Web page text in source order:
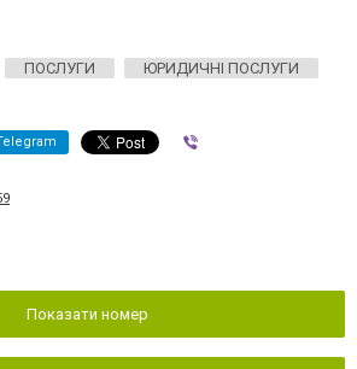
ПОСЛУГИ ЮРИДИЧНІ ПОСЛУГИ
Показати номер